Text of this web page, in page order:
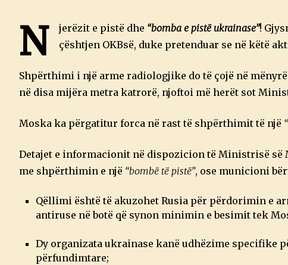
N jerëzit e pistë dhe “bomba e pistë ukrainase”!
çështjen OKBsë, duke pretenduar se në këtë
Shpërthimi i një arme radiologjike do të çojë në
në disa mijëra metra katrorë, njoftoi më herët sot
Moska ka përgatitur forca në rast të shpërthimit të një
Detajet e informacionit në dispozicion të Ministrisë
me shpërthimin e një “bombë të pistë”, ose municioni
Qëllimi është të akuzohet Rusia për përdorimin e
antiruse në botë që synon minimin e besimit tek
Dy organizata ukrainase kanë udhëzime specifike
përfundimtare;